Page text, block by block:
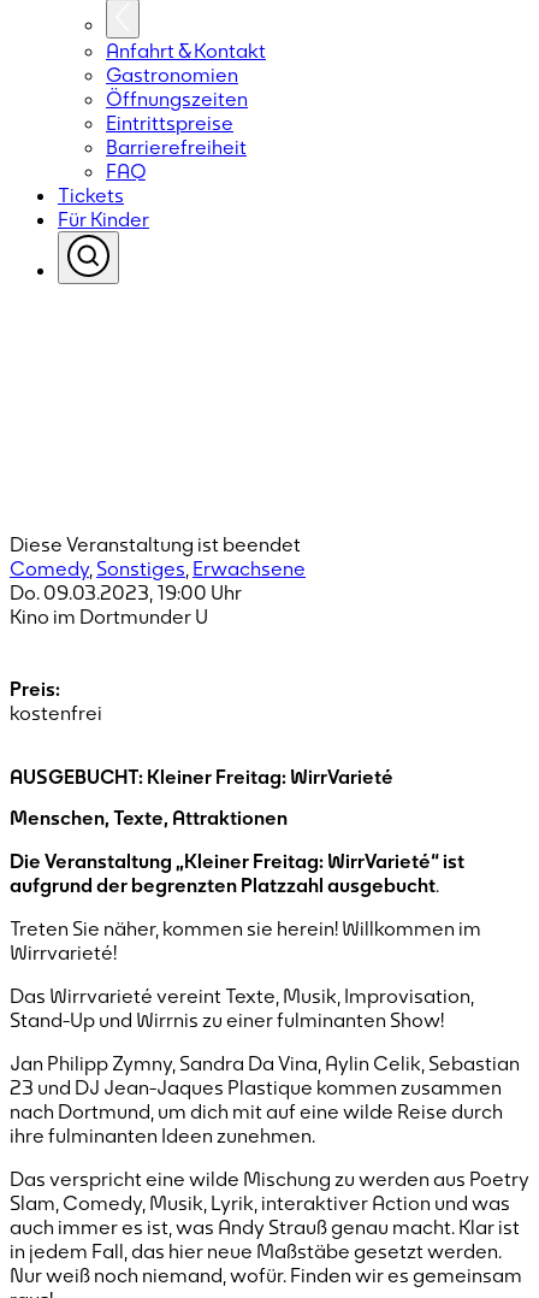
Anfahrt & Kontakt
Gastronomien
Öffnungszeiten
Eintrittspreise
Barrierefreiheit
FAQ
Tickets
Für Kinder
Diese Veranstaltung ist beendet
Comedy, Sonstiges, Erwachsene
Do. 09.03.2023, 19:00 Uhr
Kino im Dortmunder U
Preis:
kostenfrei
AUSGEBUCHT: Kleiner Freitag: WirrVarieté
Menschen, Texte, Attraktionen
Die Veranstaltung „Kleiner Freitag: WirrVarieté“ ist
aufgrund der begrenzten Platzzahl ausgebucht.
Treten Sie näher, kommen sie herein! Willkommen im
Wirrvarieté!
Das Wirrvarieté vereint Texte, Musik, Improvisation,
Stand-Up und Wirrnis zu einer fulminanten Show!
Jan Philipp Zymny, Sandra Da Vina, Aylin Celik, Sebastian
23 und DJ Jean-Jaques Plastique kommen zusammen
nach Dortmund, um dich mit auf eine wilde Reise durch
ihre fulminanten Ideen zunehmen.
Das verspricht eine wilde Mischung zu werden aus Poetry
Slam, Comedy, Musik, Lyrik, interaktiver Action und was
auch immer es ist, was Andy Strauß genau macht. Klar ist
in jedem Fall, das hier neue Maßstäbe gesetzt werden.
Nur weiß noch niemand, wofür. Finden wir es gemeinsam